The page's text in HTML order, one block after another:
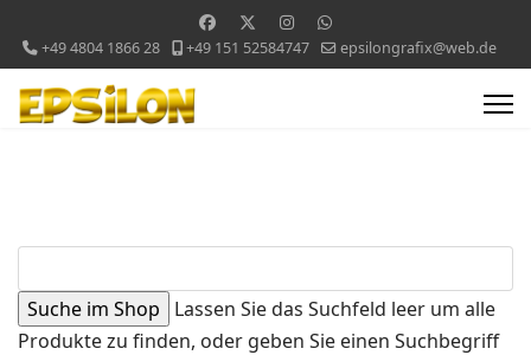
+49 4804 1866 28 +49 151 52584747 epsilongrafix@web.de
Lassen Sie das Suchfeld leer um alle
Produkte zu finden, oder geben Sie einen Suchbegriff